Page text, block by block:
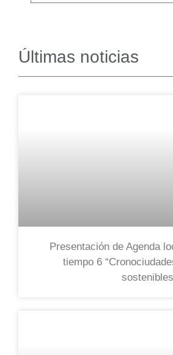
Últimas noticias
Presentación de Agenda
tiempo 6